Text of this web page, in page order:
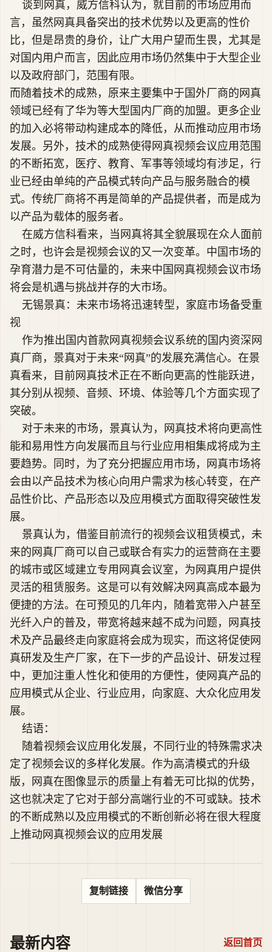
谈到网真，威方信科认为，就目前的市场应用而
言，虽然网真具备突出的技术优势以及更高的性价
比，但是昂贵的身价，让广大用户望而生畏，尤其是
对国内用户而言，因此应用市场仍然集中于大型企业
以及政府部门，范围有限。
而随着技术的成熟，原来主要集中于国外厂商的网真
领域已经有了华为等大型国内厂商的加盟。更多企业
的加入必将带动构建成本的降低，从而推动应用市场
发展。另外，技术的成熟使得网真视频会议应用范围
的不断拓宽，医疗、教育、军事等领域均有涉足，行
业已经由单纯的产品模式转向产品与服务融合的模
式。传统厂商将不再是简单的产品提供者，而是成为
以产品为载体的服务者。
在威方信科看来，当网真将其全貌展现在众人面前
之时，也许会是视频会议的又一次变革。中国市场的
孕育潜力是不可估量的，未来中国网真视频会议市场
将会是机遇与挑战并存的大市场。
无锡景真：未来市场将迅速转型，家庭市场备受重
视
作为推出国内首款网真视频会议系统的国内资深网
真厂商，景真对于未来“网真”的发展充满信心。在景
真看来，目前网真技术正在不断向更高的性能跃进，
其分别从视频、音频、环境、体验等几个方面实现了
突破。
对于未来的市场，景真认为，网真技术将向更高性
能和易用性方向发展而且与行业应用相集成将成为主
要趋势。同时，为了充分把握应用市场，网真市场将
会由以产品技术为核心向用户需求为核心转变，在产
品性价比、产品形态以及应用模式方面取得突破性发
展。
景真认为，借鉴目前流行的视频会议租赁模式，未
来的网真厂商可以自己或联合有实力的运营商在主要
的城市或区域建立专用网真会议室，为网真用户提供
灵活的租赁服务。这是可以有效解决网真高成本最为
便捷的方法。在可预见的几年内，随着宽带入户甚至
光纤入户的普及，带宽将越来越不成为问题，网真技
术及产品最终走向家庭将会成为现实，而这将促使网
真研发及生产厂家，在下一步的产品设计、研发过程
中，更加注重人性化和使用的方便性，使网真产品的
应用模式从企业、行业应用，向家庭、大众化应用发
展。
结语：
随着视频会议应用化发展，不同行业的特殊需求决
定了视频会议的多样化发展。作为高清模式的升级
版，网真在图像显示的质量上有着无可比拟的优势，
这也就决定了它对于部分高端行业的不可或缺。技术
的不断成熟以及应用模式的不断创新必将在很大程度
上推动网真视频会议的应用发展
复制链接 微信分享
最新内容 返回首页